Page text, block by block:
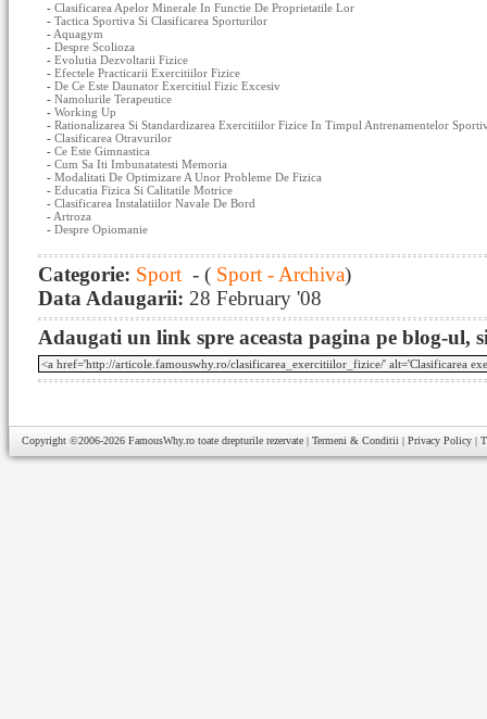
- Clasificarea Apelor Minerale In Functie De Proprietatile Lor
- Tactica Sportiva Si Clasificarea Sporturilor
- Aquagym
- Despre Scolioza
- Evolutia Dezvoltarii Fizice
- Efectele Practicarii Exercitiilor Fizice
- De Ce Este Daunator Exercitiul Fizic Excesiv
- Namolurile Terapeutice
- Working Up
- Rationalizarea Si Standardizarea Exercitiilor Fizice In Timpul Antrenamentelor
- Clasificarea Otravurilor
- Ce Este Gimnastica
- Cum Sa Iti Imbunatatesti Memoria
- Modalitati De Optimizare A Unor Probleme De Fizica
- Educatia Fizica Si Calitatile Motrice
- Clasificarea Instalatiilor Navale De Bord
- Artroza
- Despre Opiomanie
Categorie: Sport - ( Sport - Archiva)
Data Adaugarii: 28 February '08
Adaugati un link spre aceasta pagina pe blog-ul,
Copyright ©2006-2026 FamousWhy.ro toate drepturile rezervate | Termeni & Conditii | Privacy Policy |